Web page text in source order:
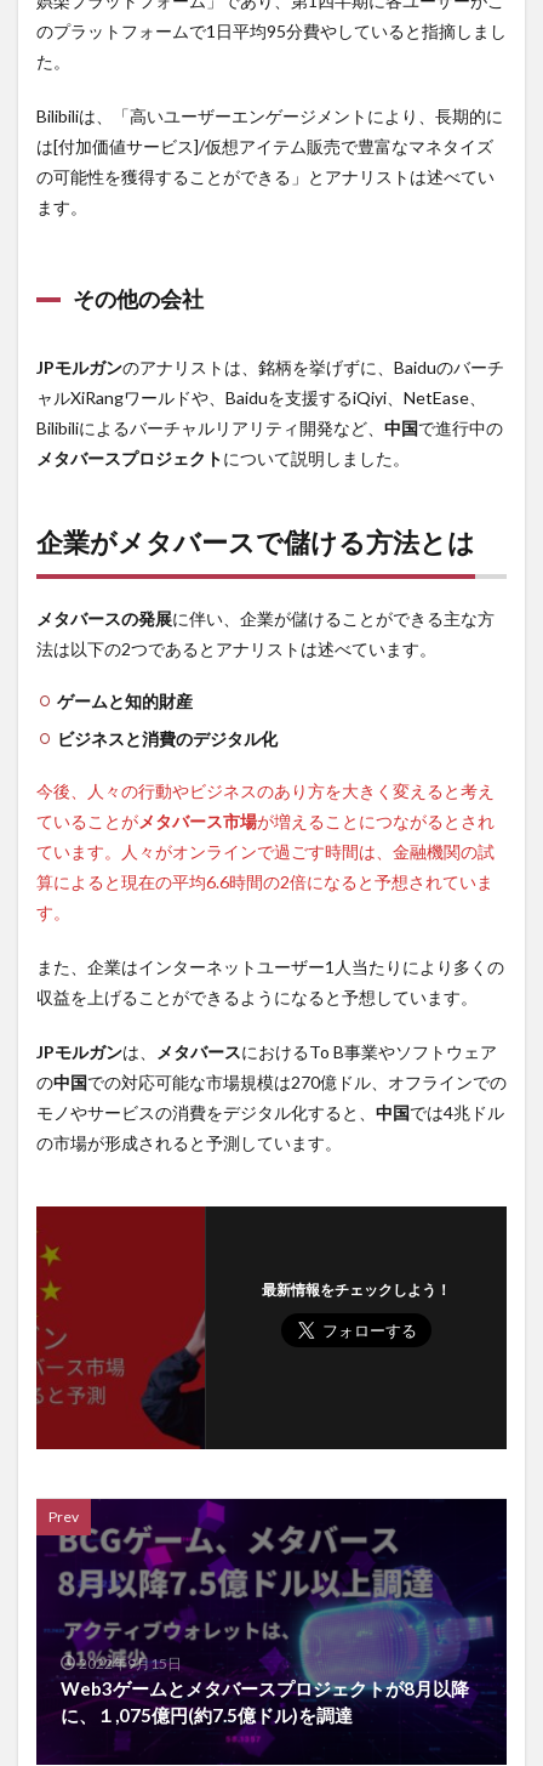
のプラットフォームで1日平均95分費やしていると指摘しまし
た。
Bilibiliは、「高いユーザーエンゲージメントにより、長期的に
は[付加価値サービス]/仮想アイテム販売で豊富なマネタイズ
の可能性を獲得することができる」とアナリストは述べてい
ます。
その他の会社
JPモルガンのアナリストは、銘柄を挙げずに、Baiduのバーチ
ャルXiRangワールドや、Baiduを支援するiQiyi、NetEase、
Bilibiliによるバーチャルリアリティ開発など、 中国で進行中の
メタバースプロジェクトについて説明しました。
企業がメタバースで儲ける方法とは
メタバースの発展に伴い、企業が儲けることができる主な方
法は以下の2つであるとアナリストは述べています。
ゲームと知的財産
ビジネスと消費のデジタル化
今後、人々の行動やビジネスのあり方を大きく変えると考え
ていることがメタバース市場が増えることにつながるとされ
ています。人々がオンラインで過ごす時間は、金融機関の試
算によると現在の平均6.6時間の2倍になると予想されていま
す。
また、企業はインターネットユーザー1人当たりにより多くの
収益を上げることができるようになると予想しています。
JPモルガンは、 メタバースにおけるTo B事業やソフトウェア
の中国での対応可能な市場規模は270億ドル、オフラインでの
モノやサービスの消費をデジタル化すると、 中国では4兆ドル
の市場が形成されると予測しています。
最新情報をチェックしよう！
Prev
2022年9月15日
Web3ゲームとメタバースプロジェクトが8月以降
に、１,075億円(約7.5億ドル)を調達